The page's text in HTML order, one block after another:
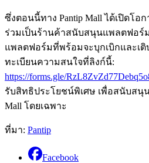
ซึ่งตอนนี้ทาง Pantip Mall ได้เปิดโอ
ร่วมเป็นร้านค้าสนับสนุนแพลตฟอร์
แพลตฟอร์มที่พร้อมจะบุกเบิกและเ
ทะเบียนความสนใจที่ลิงก์นี้:
https://forms.gle/
รับสิทธิประโยชน์พิเศษ เพื่อสนับสนุ
Mall โดยเฉพาะ
ที่มา: Pantip
Facebook